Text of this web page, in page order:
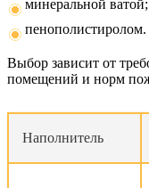
минеральной ватой;
пенополистиролом.
Выбор зависит от
помещений и норм
Наполнитель